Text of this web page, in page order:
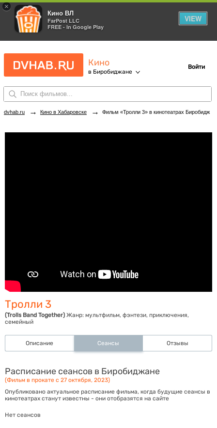
×
Кино ВЛ
FarPost LLC
FREE - In Google Play
VIEW
Кино
в Биробиджане
Войти
dvhab.ru → Кино в Хабаровске → Фильм «Тролли 3» в кинотеатрах Биробиджана. Купить билеты!
Тролли 3
(Trolls Band Together) Жанр: мультфильм, фэнтези, приключения,
семейный
Описание Сеансы Отзывы
Расписание сеансов в Биробиджане
(Фильм в прокате с 27 октября, 2023)
Опубликовано актуальное расписание фильма, когда будущие сеансы в
кинотеатрах станут известны - они отобразятся на сайте
Нет сеансов